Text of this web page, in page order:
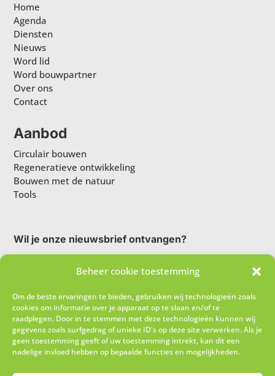
Beheer cookie toestemming
Om de beste ervaringen te bieden, gebruiken wij technologieën zoals
cookies om informatie over je apparaat op te slaan en/of te
raadplegen. Door in te stemmen met deze technologieën kunnen wij
gegevens zoals surfgedrag of unieke ID's op deze site verwerken. Als je
geen toestemming geeft of uw toestemming intrekt, kan dit een
nadelige invloed hebben op bepaalde functies en mogelijkheden.
Home
Agenda
Diensten
Nieuws
Word lid
Word bouwpartner
Over ons
Contact
Aanbod
Circulair bouwen
Regeneratieve ontwikkeling
Bouwen met de natuur
Tools
Wil je onze nieuwsbrief ontvangen?